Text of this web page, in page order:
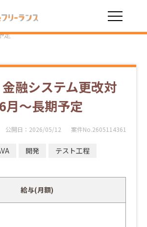
定
金融システム更改対
～長期予定
公開日： 2026/05/12 案件No.2605114361
開発
テスト工程
給与(月額)